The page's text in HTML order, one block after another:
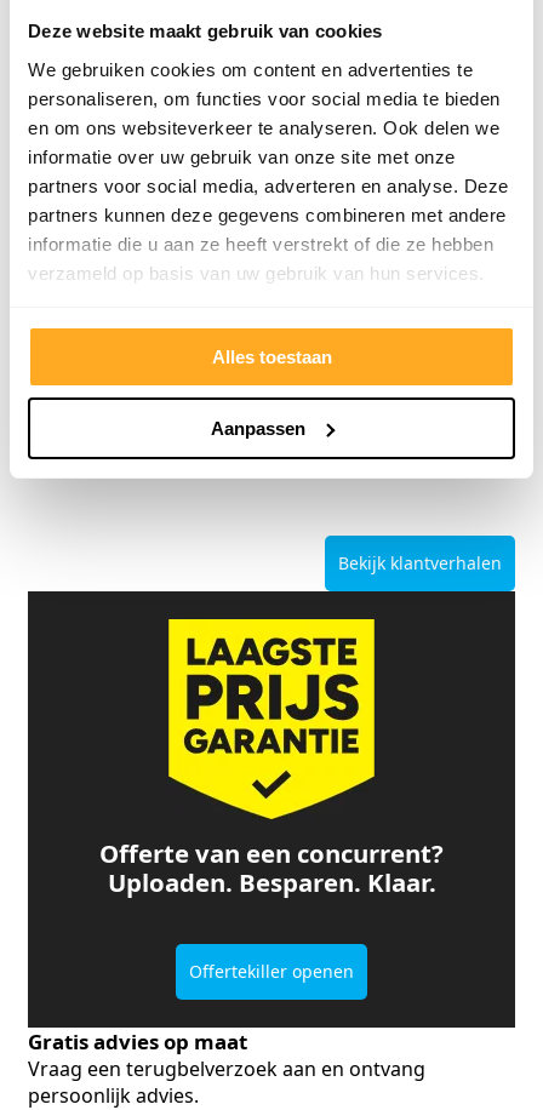
Deze website maakt gebruik van cookies
We gebruiken cookies om content en advertenties te
personaliseren, om functies voor social media te bieden
en om ons websiteverkeer te analyseren. Ook delen we
informatie over uw gebruik van onze site met onze
partners voor social media, adverteren en analyse. Deze
partners kunnen deze gegevens combineren met andere
informatie die u aan ze heeft verstrekt of die ze hebben
verzameld op basis van uw gebruik van hun services.
Alles toestaan
Aanpassen
9/10 5272 reviews
4.8/5 24.553 reviews
Bekijk klantverhalen
Offerte van een concurrent?
Uploaden. Besparen. Klaar.
Offertekiller openen
Gratis advies op maat
Vraag een terugbelverzoek aan en ontvang
persoonlijk advies.